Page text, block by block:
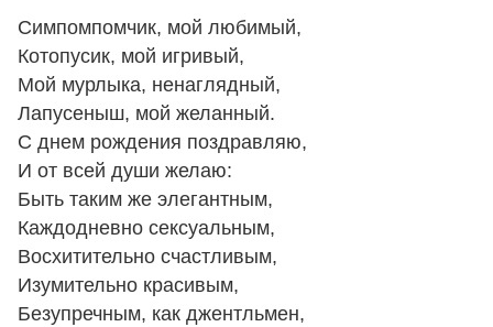
Симпомпомчик, мой любимый,
Котопусик, мой игривый,
Мой мурлыка, ненаглядный,
Лапусеныш, мой желанный.
С днем рождения поздравляю,
И от всей души желаю:
Быть таким же элегантным,
Каждодневно сексуальным,
Восхитительно счастливым,
Изумительно красивым,
Безупречным, как джентльмен,